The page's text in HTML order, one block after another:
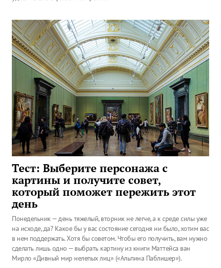
Тест: Выберите персонажа с
картины и получите совет,
который поможет пережить этот
день
Понедельник — день тяжелый, вторник не легче, а к среде силы уже
на исходе, да? Какое бы у вас состояние сегодня ни было, хотим вас
в нем поддержать. Хотя бы советом. Чтобы его получить, вам нужно
сделать лишь одно — выбрать картину из книги Маттейса ван
Мирло «Дивный мир нелепых лиц» («Альпина Паблишер»).